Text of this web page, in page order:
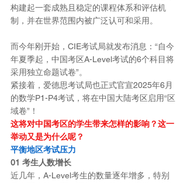
构建起一套成熟且稳定的课程体系和评估机
制，并在世界范围内被广泛认可和采用。
而今年刚开始，CIE考试局就发布消息：“自今
年夏季起，中国考区A-Level考试的6个科目将
采用独立命题试卷”。
紧接着，爱德思考试局也正式官宣2025年6月
的数学P1-P4考试，将在中国大陆考区启用“区
域卷”！
这将对中国考区的学生带来怎样的影响？这一
举动又是为什么呢？
平衡地区考试压力
01 考生人数增长
近几年，A-Level考生的数量逐年增多，特别